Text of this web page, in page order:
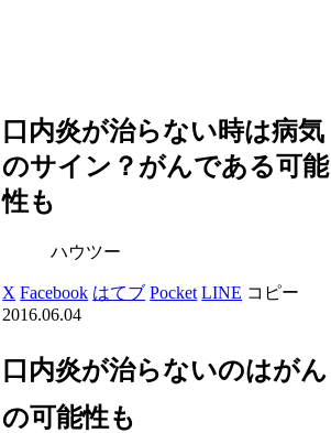
口内炎が治らない時は病気
のサイン？がんである可能
性も
ハウツー
X Facebook はてブ Pocket LINE コピー
2016.06.04
口内炎が治らないのはがん
の可能性も